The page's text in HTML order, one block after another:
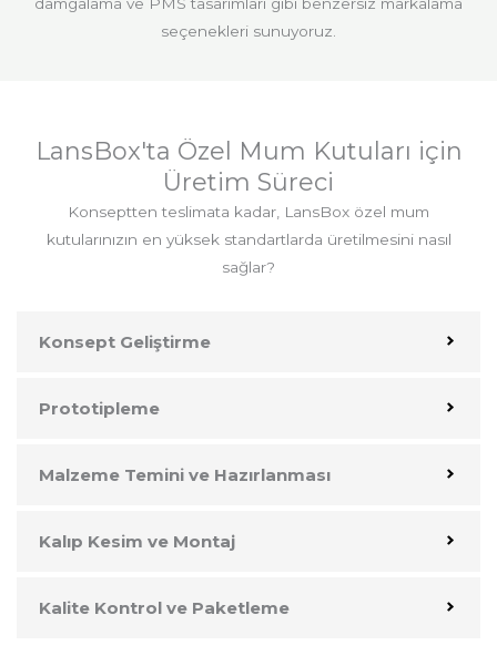
seçenekleri sunuyoruz.
LansBox'ta Özel Mum Kutuları için
Üretim Süreci
Konseptten teslimata kadar, LansBox özel mum
kutularınızın en yüksek standartlarda üretilmesini nasıl
sağlar?
Konsept Geliştirme
Prototipleme
Malzeme Temini ve Hazırlanması
Kalıp Kesim ve Montaj
Kalite Kontrol ve Paketleme